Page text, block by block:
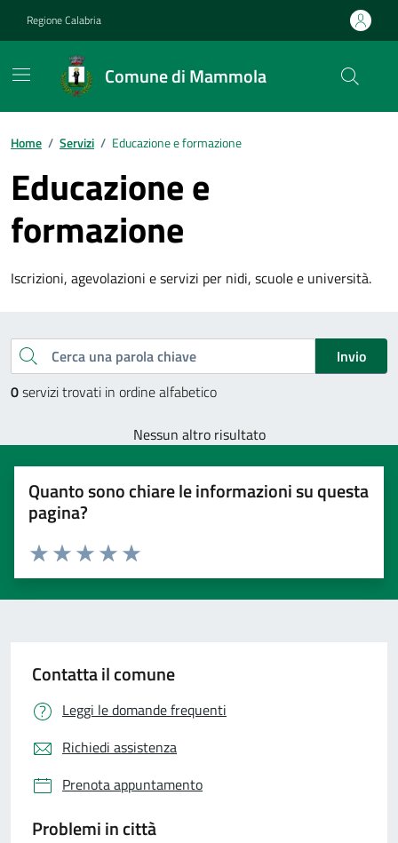
Regione Calabria
Comune di Mammola
Home / Servizi / Educazione e formazione
Educazione e
formazione
Iscrizioni, agevolazioni e servizi per nidi, scuole e università.
Esplora tutti i servizi
Cerca una parola chiave
Invio
0servizi trovati in ordine alfabetico
Nessun altro risultato
Quanto sono chiare le informazioni su questa
pagina?
Valuta 5 stelle su 5
Valuta 4 stelle su 5
Valuta 3 stelle su 5
Valuta 2 stelle su 5
Valuta 1 stelle su 5
Contatta il comune
Leggi le domande frequenti
Richiedi assistenza
Prenota appuntamento
Problemi in città